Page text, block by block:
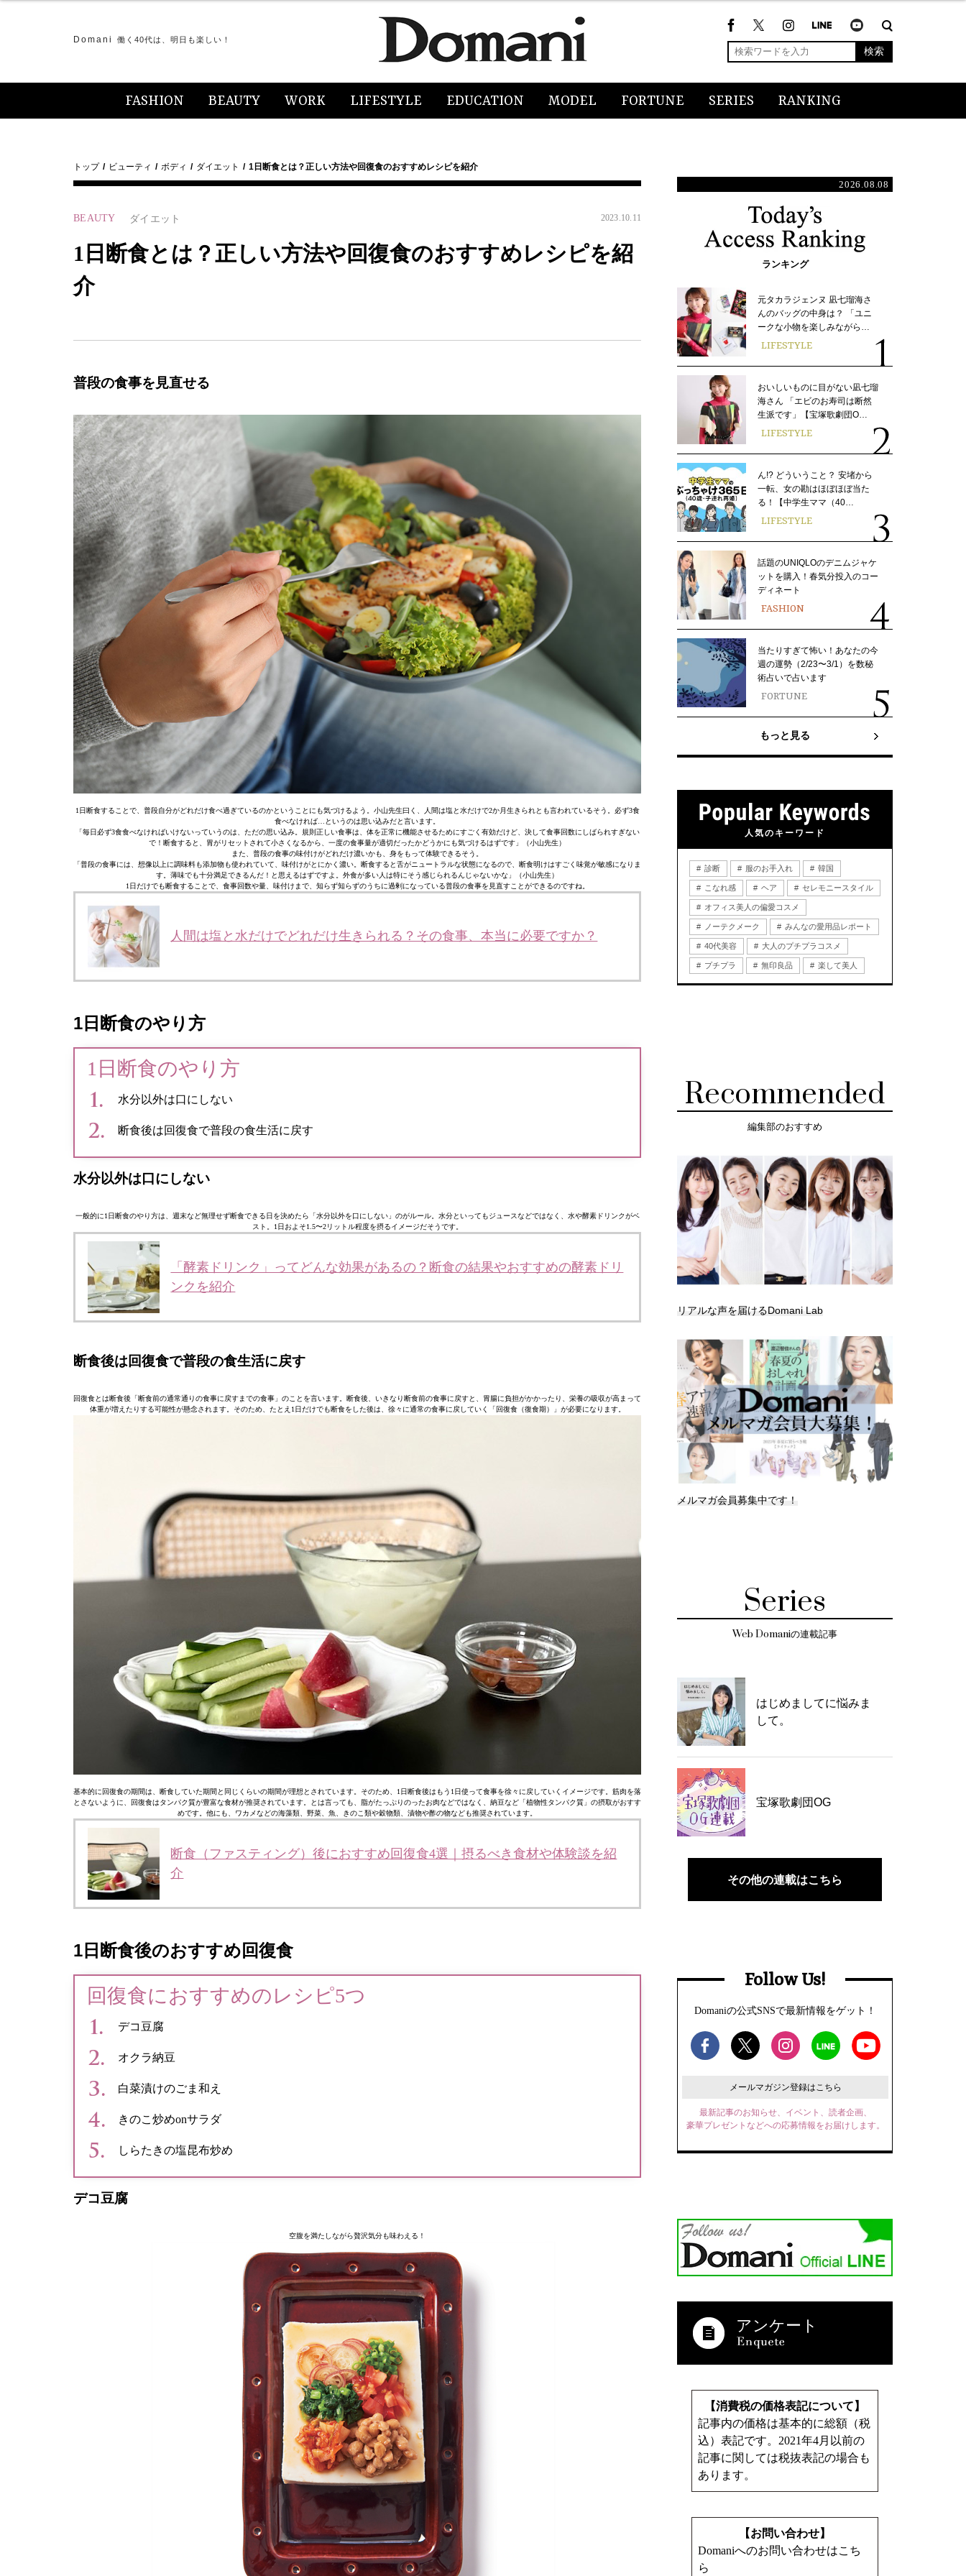
Domani 働く40代は、明日も楽しい！
検索
FASHION BEAUTY WORK LIFESTYLE EDUCATION MODEL FORTUNE SERIES RANKING
トップ ビューティ ボディ ダイエット 1日断食とは？正しい方法や回復食のおすすめレシピを紹介
BEAUTY ダイエット 2023.10.11
1日断食とは？正しい方法や回復食のおすすめレシピを紹
介
普段の食事を見直せる
1日断食することで、普段自分がどれだけ食べ過ぎているのかということにも気づけるよう。小山先生曰く、人間は塩と水だけで2か月生きられとも言われているそう。必ず3食
食べなければ…というのは思い込みだと言います。
「毎日必ず3食食べなければいけないっていうのは、ただの思い込み。規則正しい食事は、体を正常に機能させるためにすごく有効だけど、決して食事回数にしばられすぎない
で！断食すると、胃がリセットされて小さくなるから、一度の食事量が適切だったかどうかにも気づけるはずです」（小山先生）
また、普段の食事の味付けがどれだけ濃いかも、身をもって体験できるそう。
「普段の食事には、想像以上に調味料も添加物も使われていて、味付けがとにかく濃い。断食すると舌がニュートラルな状態になるので、断食明けはすごく味覚が敏感になりま
す。薄味でも十分満足できるんだ！と思えるはずですよ。外食が多い人は特にそう感じられるんじゃないかな」（小山先生）
1日だけでも断食することで、食事回数や量、味付けまで、知らず知らずのうちに過剰になっている普段の食事を見直すことができるのですね。
人間は塩と水だけでどれだけ生きられる？その食事、本当に必要ですか？
1日断食のやり方
1日断食のやり方
水分以外は口にしない
断食後は回復食で普段の食生活に戻す
水分以外は口にしない
一般的に1日断食のやり方は、週末など無理せず断食できる日を決めたら「水分以外を口にしない」のがルール。水分といってもジュースなどではなく、水や酵素ドリンクがベ
スト。1日およそ1.5〜2リットル程度を摂るイメージだそうです。
「酵素ドリンク」ってどんな効果があるの？断食の結果やおすすめの酵素ドリ
ンクを紹介
断食後は回復食で普段の食生活に戻す
回復食とは断食後「断食前の通常通りの食事に戻すまでの食事」のことを言います。断食後、いきなり断食前の食事に戻すと、胃腸に負担がかかったり、栄養の吸収が高まって
体重が増えたりする可能性が懸念されます。そのため、たとえ1日だけでも断食をした後は、徐々に通常の食事に戻していく「回復食（復食期）」が必要になります。
基本的に回復食の期間は、断食していた期間と同じくらいの期間が理想とされています。そのため、1日断食後はもう1日使って食事を徐々に戻していくイメージです。筋肉を落
とさないように、回復食はタンパク質が豊富な食材が推奨されています。とは言っても、脂がたっぷりのったお肉などではなく、納豆など「植物性タンパク質」の摂取がおすす
めです。他にも、ワカメなどの海藻類、野菜、魚、きのこ類や穀物類、漬物や酢の物なども推奨されています。
断食（ファスティング）後におすすめ回復食4選｜摂るべき食材や体験談を紹
介
1日断食後のおすすめ回復食
回復食におすすめのレシピ5つ
デコ豆腐
オクラ納豆
白菜漬けのごま和え
きのこ炒めonサラダ
しらたきの塩昆布炒め
デコ豆腐
空腹を満たしながら贅沢気分も味わえる！
2026.08.08
ランキング
元タカラジェンヌ 凪七瑠海さ
んのバッグの中身は？ 「ユニ
ークな小物を楽しみながら…
LIFESTYLE
おいしいものに目がない凪七瑠
海さん 「エビのお寿司は断然
生派です」【宝塚歌劇団O…
LIFESTYLE
ん!? どういうこと？ 安堵から
一転、女の勘はほぼほぼ当た
る！【中学生ママ（40…
LIFESTYLE
話題のUNIQLOのデニムジャケ
ットを購入！春気分投入のコー
ディネート
FASHION
当たりすぎて怖い！あなたの今
週の運勢（2/23〜3/1）を数秘
術占いで占います
FORTUNE
もっと見る
人気のキーワード
診断 服のお手入れ 韓国
こなれ感 ヘア セレモニースタイル
オフィス美人の偏愛コスメ
ノーテクメーク みんなの愛用品レポート
40代美容 大人のプチプラコスメ
プチプラ 無印良品 楽して美人
Recommended
編集部のおすすめ
リアルな声を届けるDomani Lab
メルマガ会員募集中です！
Series
Web Domaniの連載記事
はじめましてに悩みま
して。
宝塚歌劇団OG
その他の連載はこちら
Follow Us!
Domaniの公式SNSで最新情報をゲット！
メールマガジン登録はこちら
最新記事のお知らせ、イベント、読者企画、
豪華プレゼントなどへの応募情報をお届けします。
アンケート
【消費税の価格表記について】
記事内の価格は基本的に総額（税
込）表記です。2021年4月以前の
記事に関しては税抜表記の場合も
あります。
【お問い合わせ】
Domaniへのお問い合わせはこち
ら